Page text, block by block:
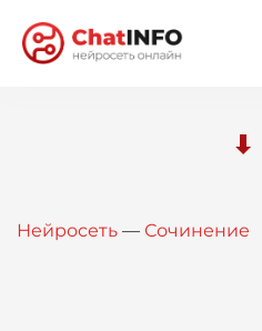
Вход
Нейросеть — Сочинение